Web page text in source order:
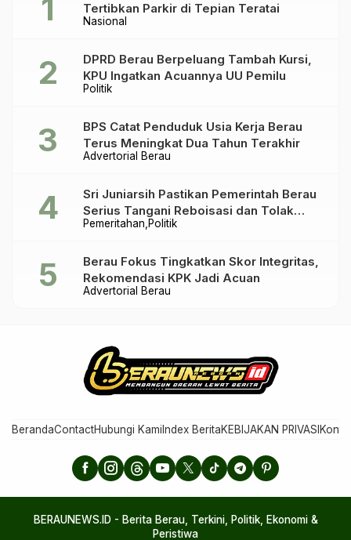
Nasional
Tertibkan Parkir di Tepian Teratai
Politik
DPRD Berau Berpeluang Tambah Kursi,
KPU Ingatkan Acuannya UU Pemilu
Advertorial Berau
BPS Catat Penduduk Usia Kerja Berau
Terus Meningkat Dua Tahun Terakhir
Pemeritahan Politik
Sri Juniarsih Pastikan Pemerintah Berau
Serius Tangani Reboisasi dan Tolak
Praktik Ilegal
Advertorial Berau
Berau Fokus Tingkatkan Skor Integritas,
Rekomendasi KPK Jadi Acuan
BerandaContactHubungi Kami Index BeritaKEBIJAKAN PRIVASI
BERAUNEWS.ID - Berita Berau, Terkini, Politik, Ekonomi &
Peristiwa